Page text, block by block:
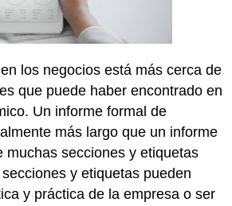
los negocios está más cerca de
que puede haber encontrado en
Un informe formal de
más largo que un informe
muchas secciones y etiquetas
y etiquetas pueden
y práctica de la empresa o ser